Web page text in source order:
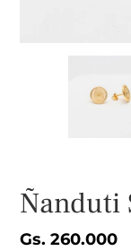
Ñanduti
Precio
Gs. 260.000